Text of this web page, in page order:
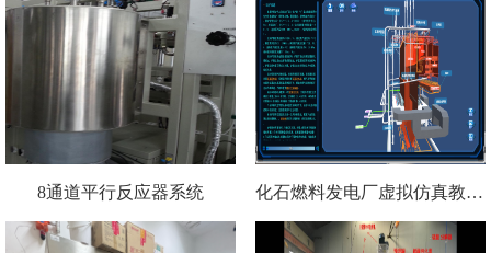
8通道平行反应器系统 化石燃料发电厂虚拟仿真教学系统